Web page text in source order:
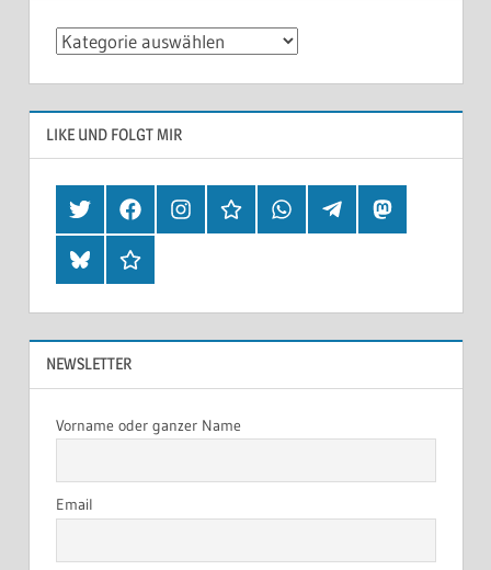
Kategorien
LIKE UND FOLGT MIR
TwitterFacebookInstagramHearthisWhatsappTelegramMastodon
BlueskyThreads
NEWSLETTER
Vorname oder ganzer Name
Email